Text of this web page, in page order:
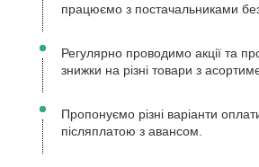
працюємо з постачальниками
Регулярно проводимо акції та
знижки на різні товари з
Пропонуємо різні варіанти
післяплатою з авансом.